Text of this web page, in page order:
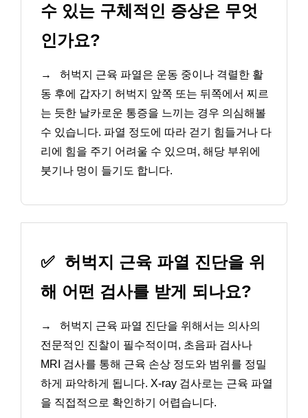
수 있는 구체적인 증상은 무엇
인가요?
→
허벅지 근육 파열은 운동 중이나 격렬한 활
동 후에 갑자기 허벅지 앞쪽 또는 뒤쪽에서 찌르
는 듯한 날카로운 통증을 느끼는 경우 의심해볼
수 있습니다. 파열 정도에 따라 걷기 힘들거나 다
리에 힘을 주기 어려울 수 있으며, 해당 부위에
붓기나 멍이 들기도 합니다.
✅ 허벅지 근육 파열 진단을 위
해 어떤 검사를 받게 되나요?
→
허벅지 근육 파열 진단을 위해서는 의사의
전문적인 진찰이 필수적이며, 초음파 검사나
MRI 검사를 통해 근육 손상 정도와 범위를 정밀
하게 파악하게 됩니다. X-ray 검사로는 근육 파열
을 직접적으로 확인하기 어렵습니다.